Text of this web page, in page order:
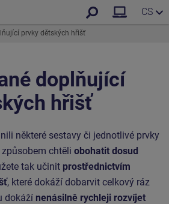
CS
prvky dětských hřišť
doplňující
hřišť
některé sestavy či jednotlivé prvky
chtěli obohatit dosud
tak učinit prostřednictvím
, které dokáží dobarvit celkový ráz
dokáží nenásilně rychleji rozvíjet